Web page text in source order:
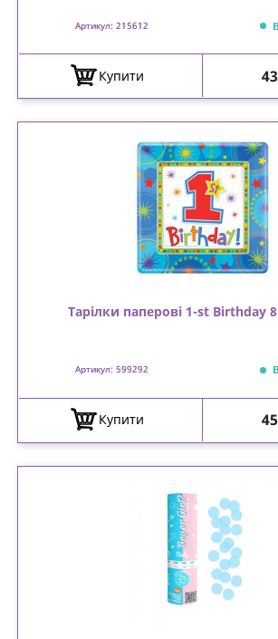
Артикул: 215612
Купити
Тарілки паперові 1-st Birthday
Артикул: 599292
Купити